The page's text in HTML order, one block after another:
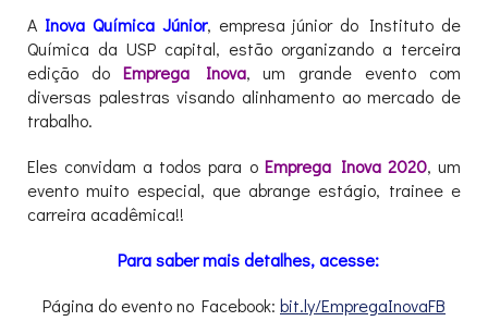
A Inova Química Júnior, empresa júnior do Instituto de
Química da USP capital, estão organizando a terceira
edição do Emprega Inova, um grande evento com
diversas palestras visando alinhamento ao mercado de
trabalho.
Eles convidam a todos para o Emprega Inova 2020, um
evento muito especial, que abrange estágio, trainee e
carreira acadêmica!!
Para saber mais detalhes, acesse:
Página do evento no Facebook: bit.ly/EmpregaInovaFB